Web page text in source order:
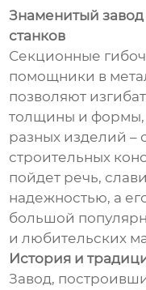
Знаменитый
станков
Секционные
помощники в
позволяют
толщины и формы,
разных изделий –
строительных
пойдет речь,
надежностью, а
большой
и любительских
История и
Завод,